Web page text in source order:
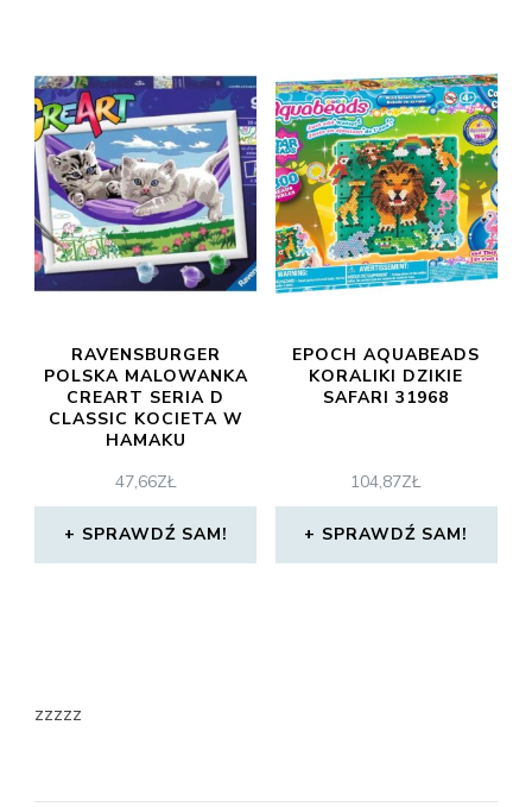
RAVENSBURGER
POLSKA MALOWANKA
CREART SERIA D
CLASSIC KOCIETA W
HAMAKU
47,66ZŁ
SPRAWDŹ SAM!
EPOCH AQUABEADS
KORALIKI DZIKIE
SAFARI 31968
104,87ZŁ
SPRAWDŹ SAM!
zzzzz